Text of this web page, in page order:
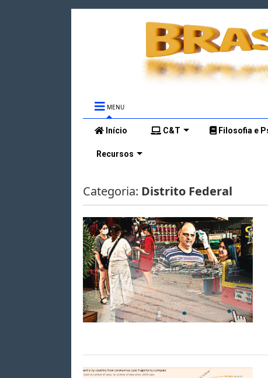
MENU
Início C&T Filosofia e
Recursos
Categoria: Distrito Federal